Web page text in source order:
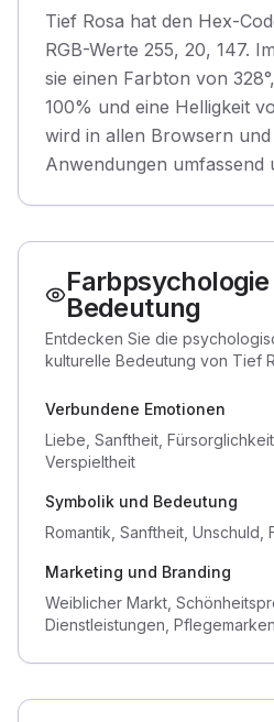
Tief Rosa hat den Hex-
RGB-Werte 255, 20, 147.
sie einen Farbton von
100% und eine Helligkeit
wird in allen Browsern und
Anwendungen umfassend
Farbpsychologie
Bedeutung
Entdecken Sie die
kulturelle Bedeutung von Tief
Verbundene Emotionen
Liebe, Sanftheit,
Verspieltheit
Symbolik und Bedeutung
Romantik, Sanftheit,
Marketing und Branding
Weiblicher Markt,
Dienstleistungen, Pflegemarken